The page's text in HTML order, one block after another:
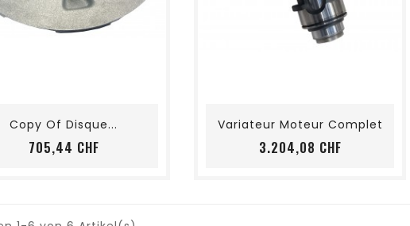
Copy Of Disque...
705,44 CHFPreis
Variateur Moteur Complet
3.204,08 CHFPreis